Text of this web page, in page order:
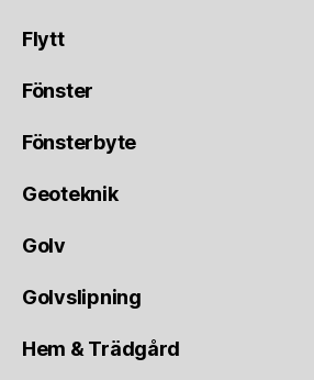
Flytt
Fönster
Fönsterbyte
Geoteknik
Golv
Golvslipning
Hem & Trädgård